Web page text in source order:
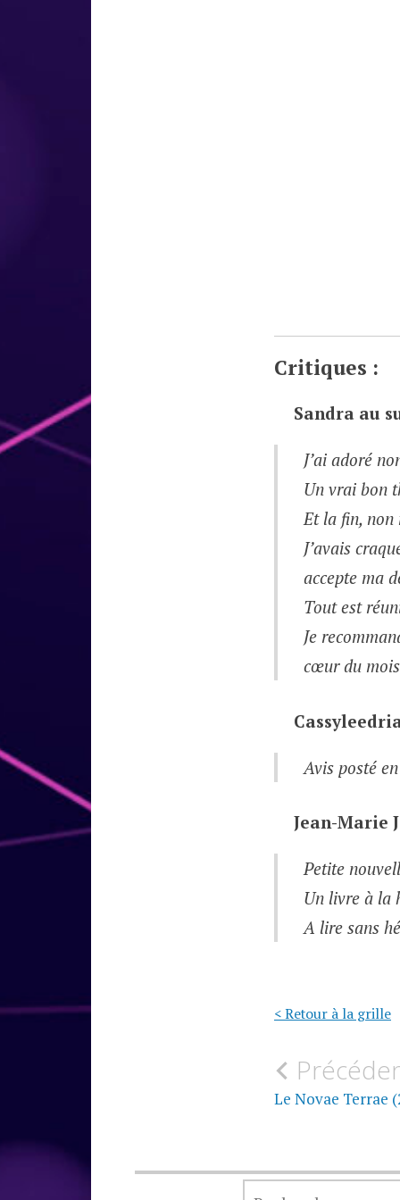
Critiques :
Sandra au
J’ai adoré
Un vrai bon
Et la fin, non
J’avais
accepte ma
Tout est
Je
cœur du
Avis posté
Jean-Marie
Petite
Un livre à la
A lire sans
< Retour à la grille
de
Le Novae Terrae